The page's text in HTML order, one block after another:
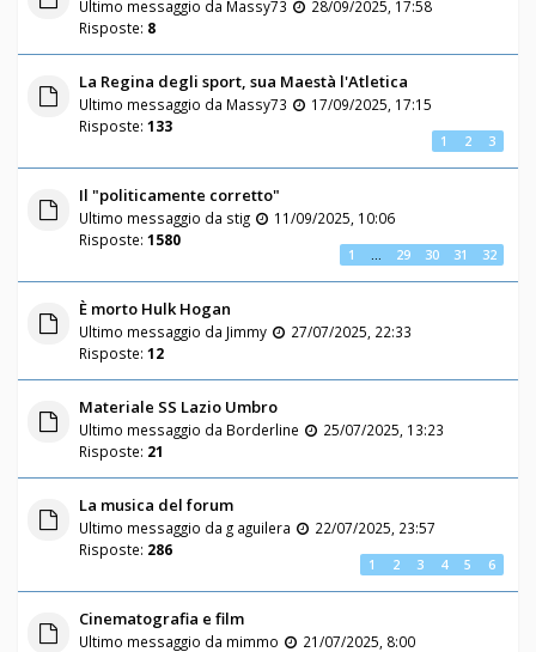
Ultimo messaggio da Massy73
28/09/2025, 17:58
Risposte: 8
La Regina degli sport, sua Maestà l'Atletica
Ultimo messaggio da Massy73
17/09/2025, 17:15
Risposte: 133
1 2 3
Il "politicamente corretto"
Ultimo messaggio da stig
11/09/2025, 10:06
Risposte: 1580
1 … 29 30 31 32
È morto Hulk Hogan
Ultimo messaggio da Jimmy
27/07/2025, 22:33
Risposte: 12
Materiale SS Lazio Umbro
Ultimo messaggio da Borderline
25/07/2025, 13:23
Risposte: 21
La musica del forum
Ultimo messaggio da g aguilera
22/07/2025, 23:57
Risposte: 286
1 2 3 4 5 6
Cinematografia e film
Ultimo messaggio da mimmo
21/07/2025, 8:00